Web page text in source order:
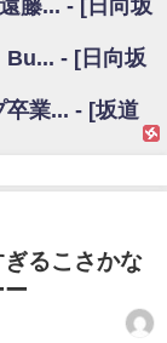
ュース・情報・話題
藤理子、8/6「ラヴィ
の事務所が決まって
の事務所が決まって
ュース・情報・話題
、師匠オードリー若
櫻坂46さん、多様性
藤... - [日向坂
Bu... - [日向坂
卒業... - [坂道
ぎるこさかな